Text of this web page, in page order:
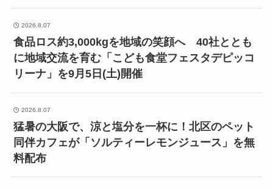
2026.8.07
食品ロス約3,000kgを地域の笑顔へ 40社ととも
に地域交流を育む「こども食堂フェスタデピッコ
リーナ」を9月5日(土)開催
2026.8.07
猛暑の大阪で、涼と塩分を一杯に！北区のペット
同伴カフェが「ソルティーレモンジュース」を無
料配布